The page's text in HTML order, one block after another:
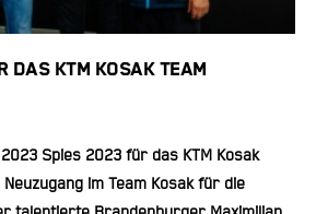
DAS KTM KOSAK TEAM
2023 Spies 2023 für das KTM Kosak
im Team Kosak für die